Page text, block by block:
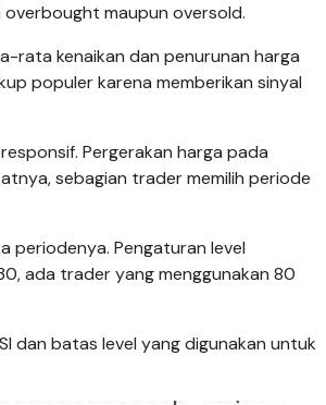
maupun oversold.
rata kenaikan dan penurunan harga
populer karena memberikan sinyal
Pergerakan harga pada
sebagian trader memilih periode
periodenya. Pengaturan level
ada trader yang menggunakan 80
dan batas level yang digunakan untuk